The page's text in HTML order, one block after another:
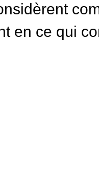
en ce qui